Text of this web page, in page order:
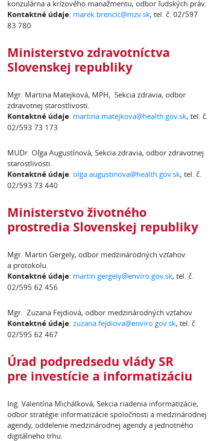
konzulárna a krízového manažmentu, odbor ľudských práv.
Kontaktné údaje: marek.brencic@mzv.sk, tel. č. 02/597
83 780
Ministerstvo zdravotníctva
Slovenskej republiky
Mgr. Martina Matejková, MPH, Sekcia zdravia, odbor
zdravotnej starostlivosti.
Kontaktné údaje: martina.matejkova@health.gov.sk, tel. č.
02/593 73 173
MUDr. Oľga Augustínová, Sekcia zdravia, odbor zdravotnej
starostlivosti.
Kontaktné údaje: olga.augustinova@health.gov.sk, tel. č.
02/593 73 440
Ministerstvo životného
prostredia Slovenskej republiky
Mgr. Martin Gergely, odbor medzinárodných vzťahov
a protokolu.
Kontaktné údaje: martin.gergely@enviro.gov.sk, tel. č.
02/595 62 456
Mgr. Zuzana Fejdiová, odbor medzinárodných vzťahov
Kontaktné údaje: zuzana.fejdiova@enviro.gov.sk, tel. č.
02/595 62 467
Úrad podpredsedu vlády SR
pre investície a informatizáciu
Ing. Valentína Michálková, Sekcia riadenia informatizácie,
odbor stratégie informatizácie spoločnosti a medzinárodnej
agendy, oddelenie medzinárodnej agendy a jednotného
digitálneho trhu.